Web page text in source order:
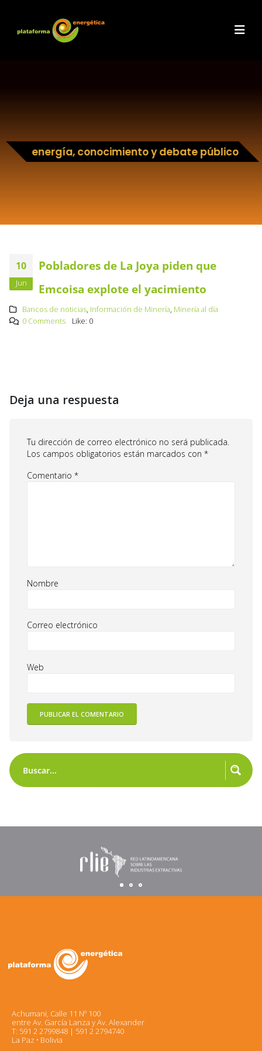
energía, conocimiento y debate público
10
Jun
Pobladores de La Joya piden que
Emcoisa explote el yacimiento
Bancos de noticias, Información de Minería, Minería al día
0 Comments
Like: 0
Deja una respuesta
Tu dirección de correo electrónico no será publicada.
Los campos obligatorios están marcados con *
Comentario *
Nombre
Correo electrónico
Web
Achumani, Calle 11 Nº 100
entre Av. García Lanza y Av. Alexander
T: 591 2 2799848 | 591 2 2794740
La Paz • Bolivia